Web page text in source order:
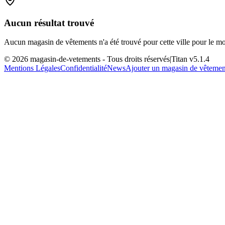
Aucun résultat trouvé
Aucun magasin de vêtements n'a été trouvé pour cette ville pour le
© 2026 magasin-de-vetements - Tous droits réservés|Titan v5.1.4
Mentions LégalesConfidentialitéNewsAjouter un magasin de